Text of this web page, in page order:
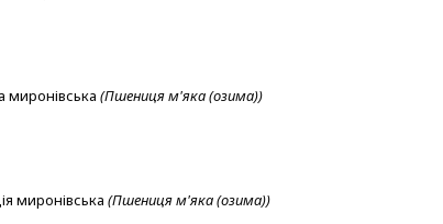
миронівська (Пшениця м'яка (озима))
миронівська (Пшениця м'яка (озима))